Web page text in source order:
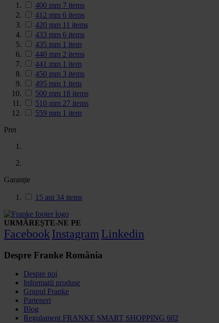
400 mm 7 items
412 mm 6 items
420 mm 11 items
433 mm 6 items
435 mm 1 item
440 mm 2 items
441 mm 1 item
450 mm 3 items
495 mm 1 item
500 mm 18 items
510 mm 27 items
559 mm 1 item
Pret
Garanție
15 ani 34 items
URMĂREȘTE-NE PE
Facebook Instagram Linkedin
Despre Franke România
Despre noi
Informatii produse
Grupul Franke
Parteneri
Blog
Regulament FRANKE SMART SHOPPING 602